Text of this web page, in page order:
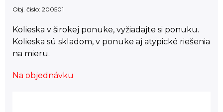
Obj. čislo: 200501
Kolieska v širokej ponuke, vyžiadajte si ponuku.
Kolieska sú skladom, v ponuke aj atypické riešenia
na mieru.
Na objednávku